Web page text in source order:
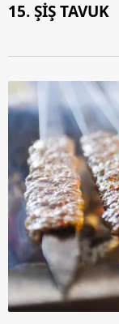
15. ŞİŞ TAVUK